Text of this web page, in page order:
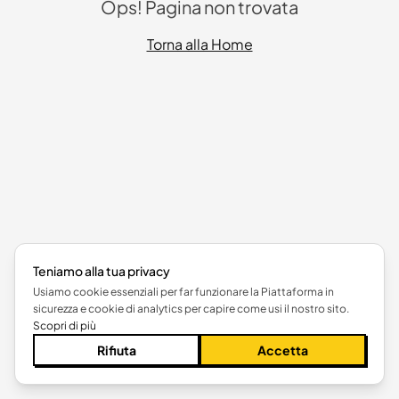
Ops! Pagina non trovata
Torna alla Home
Teniamo alla tua privacy
Usiamo cookie essenziali per far funzionare la Piattaforma in
sicurezza e cookie di analytics per capire come usi il nostro sito.
Scopri di più
Rifiuta Accetta